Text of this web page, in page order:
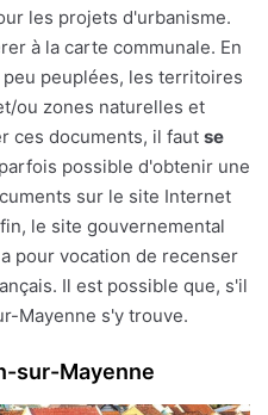
les projets d'urbanisme.
à la carte communale. En
peuplées, les territoires
ou zones naturelles et
ces documents, il faut se
possible d'obtenir une
sur le site Internet
le site gouvernemental
a pour vocation de recenser
Il est possible que, s'il
Mayenne s'y trouve.
sur-Mayenne